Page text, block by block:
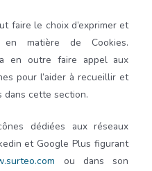
faire le choix d’exprimer et
matière de Cookies.
en outre faire appel aux
pour l’aider à recueillir et
cette section.
dédiées aux réseaux
et Google Plus figurant
ou dans son